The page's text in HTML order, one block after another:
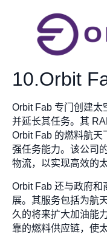
10.Orbit
Orbit Fab 专门创建太
并延长其任务。其
Orbit Fab 的燃料航天
强任务能力。该公司
物流，以实现高效的
Orbit Fab 还与政府和
展。其服务包括为航
久的将来扩大加油能
靠的燃料供应链，使